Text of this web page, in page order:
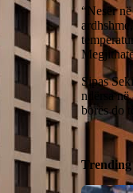
“Nesër
Sipas
ndërsa
borës do
Trending